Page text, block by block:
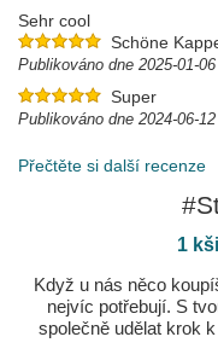
Sehr cool
Schöne
Publikováno dne 2025-01-
Super
Publikováno dne 2024-06-
Přečtěte si další recenze
1
Když u nás něco
nejvíc potřebují. S
společně udělat krok